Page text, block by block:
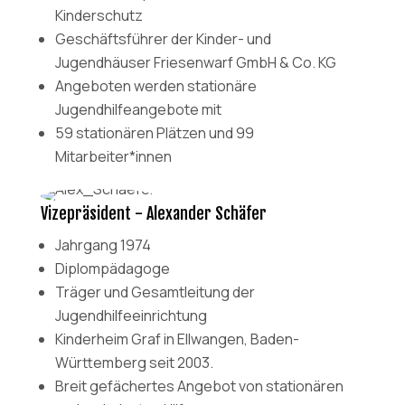
Kinderschutz
Geschäftsführer der Kinder- und
Jugendhäuser Friesenwarf GmbH & Co. KG
Angeboten werden stationäre
Jugendhilfeangebote mit
59 stationären Plätzen und 99
Mitarbeiter*innen
Vizepräsident - Alexander Schäfer
Jahrgang 1974
Diplompädagoge
Träger und Gesamtleitung der
Jugendhilfeeinrichtung
Kinderheim Graf in Ellwangen, Baden-
Württemberg seit 2003.
Breit gefächertes Angebot von stationären